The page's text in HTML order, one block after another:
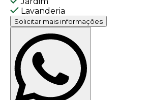
Lavanderia
Solicitar mais informações